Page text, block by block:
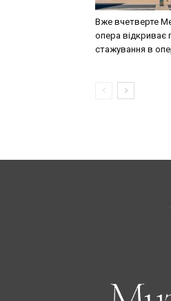
Вже вчетверте
опера відкриває
стажування в